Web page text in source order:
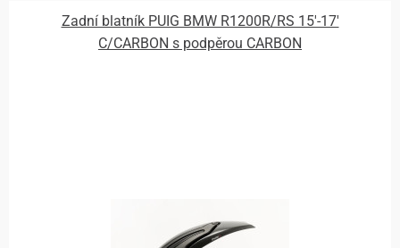
Zadní blatník PUIG BMW R1200R/RS 15'-17'
C/CARBON s podpěrou CARBON